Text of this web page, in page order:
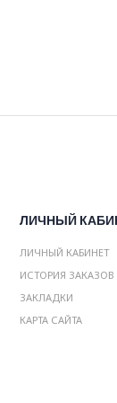
ЛИЧНЫЙ
ЛИЧНЫЙ КАБИНЕТ
ИСТОРИЯ ЗАКАЗОВ
ЗАКЛАДКИ
КАРТА САЙТА